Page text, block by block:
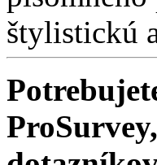
štylistickú